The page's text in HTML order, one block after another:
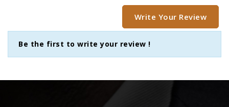
Write Your Review
Be the first to write your review !